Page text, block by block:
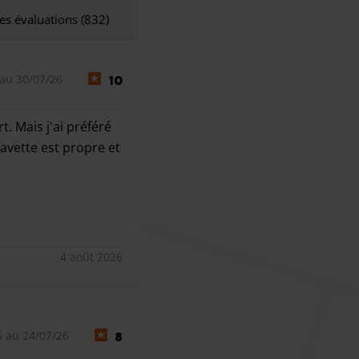
évaluations (832)
30/07/26 10
Mais j'ai préféré
est propre et
4 août 2026
au 24/07/26 8